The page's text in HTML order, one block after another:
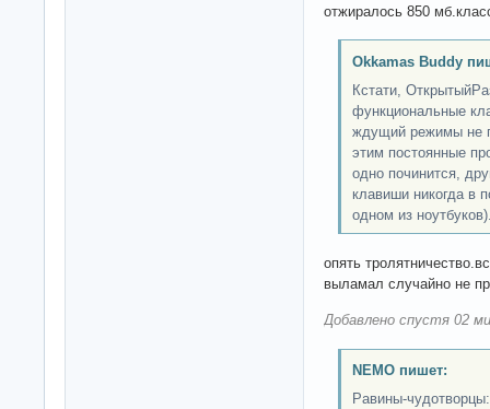
отжиралось 850
Okkamas Buddy
Кстати,
функциональные
ждущий режимы не
этим постоянные
одно починится,
клавиши никогда в
одном из
опять
выламал случайно не
Добавлено спустя 02
NEMO пишет:
Равины-чудотворцы: